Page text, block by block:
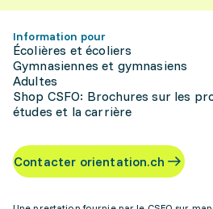
Information pour
Écolières et écoliers
Gymnasiennes et gymnasiens
Adultes
Shop CSFO: Brochures sur les
études et la carrière
Contacter orientation.ch